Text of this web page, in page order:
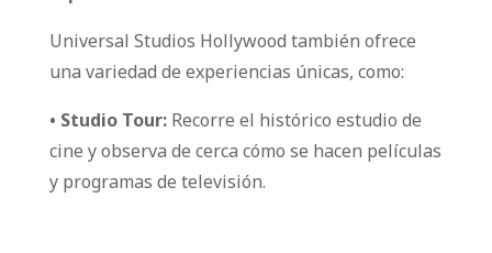
Universal Studios Hollywood también ofrece
una variedad de experiencias únicas, como:
• Studio Tour:Recorre el histórico estudio de
cine y observa de cerca cómo se hacen películas
y programas de televisión.